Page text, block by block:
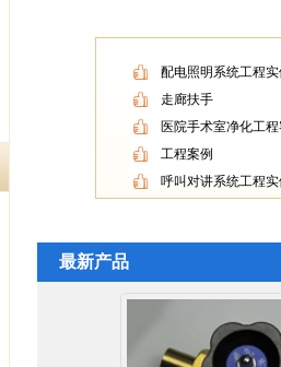
配电照明系统工程实
走廊扶手
医院手术室净化工
工程案例
呼叫对讲系统工程实
最新产品